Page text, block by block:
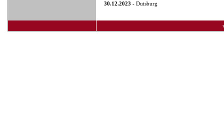
30.12.2023 - Duisburg